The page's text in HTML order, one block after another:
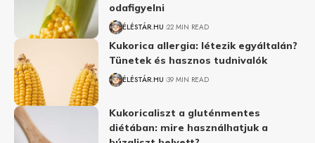
odafigyelni
ÉLÉSTÁR.HU 22 MIN READ
Kukorica allergia: létezik egyáltalán?
Tünetek és hasznos tudnivalók
ÉLÉSTÁR.HU 39 MIN READ
Kukoricaliszt a gluténmentes
diétában: mire használhatjuk a